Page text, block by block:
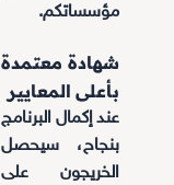
مؤسساتكم.
شهادة معتمدة
بأعلى المعايير
عند إكمال البرنامج
بنجاح، سيحصل
الخريجون على